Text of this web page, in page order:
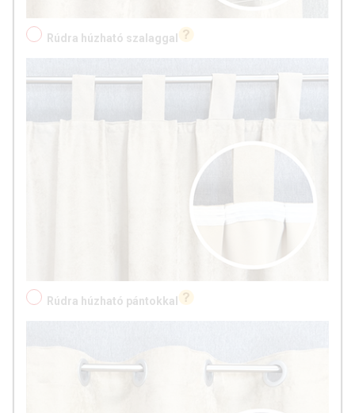
Rúdra húzható szalaggal
Rúdra húzható pántokkal